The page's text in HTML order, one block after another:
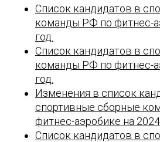
Список кандидатов в
команды РФ по фитнес-
год.
Список кандидатов в
команды РФ по фитнес-
год.
Изменения в список
спортивные сборные
фитнес-аэробике на 2024
Список кандидатов в